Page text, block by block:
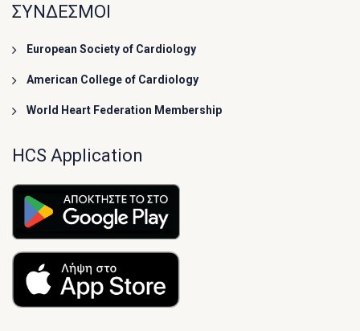
ΣΥΝΔΕΣΜΟΙ
European Society of Cardiology
American College of Cardiology
World Heart Federation Membership
HCS Application